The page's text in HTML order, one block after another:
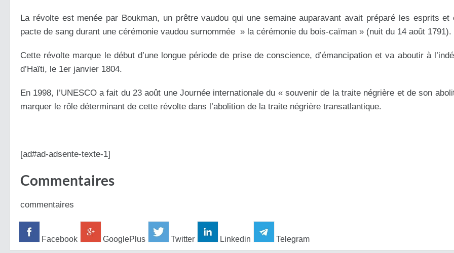
La révolte est menée par Boukman, un prêtre vaudou qui une semaine auparavant avait préparé les esprits et
pacte de sang durant une cérémonie vaudou surnommée » la cérémonie du bois-caïman » (nuit du 14 août 1791).
Cette révolte marque le début d’une longue période de prise de conscience, d’émancipation et va aboutir à
d’Haïti, le 1er janvier 1804.
En 1998, l’UNESCO a fait du 23 août une Journée internationale du « souvenir de la traite négrière et de son
marquer le rôle déterminant de cette révolte dans l’abolition de la traite négrière transatlantique.
[ad#ad-adsente-texte-1]
Commentaires
commentaires
Facebook GooglePlus Twitter Linkedin Telegram